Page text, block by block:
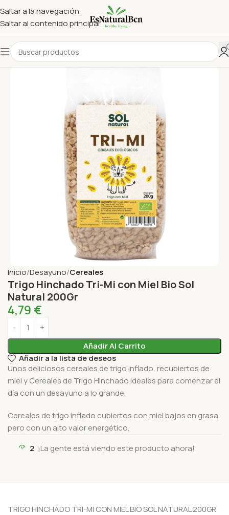
Saltar a la navegación
Saltar al contenido principal
Inicio Desayuno Cereales
Trigo Hinchado Tri-Mi con Miel Bio Sol
Natural 200Gr
4,79 €
Añadir Al Carrito
Añadir a la lista de deseos
Unos deliciosos cereales de trigo inflado, recubiertos de
miel y Cereales de Trigo Hinchado ideales para comenzar el
día con un desayuno a lo grande.
Cereales de trigo inflado cubiertos con miel bajos en grasa
pero con un alto valor energético.
2 ¡La gente está viendo este producto ahora!
TRIGO HINCHADO TRI-MI CON MIEL BIO SOL NATURAL 200GR